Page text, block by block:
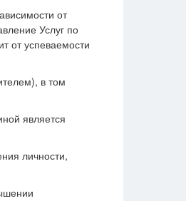
от
Услуг по
от успеваемости
в том
является
личности,